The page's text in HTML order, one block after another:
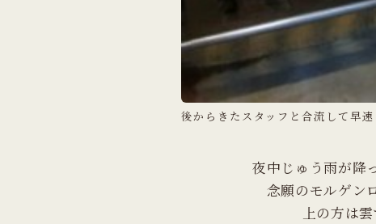
後からきたスタッフと合流して早
夜中じゅう雨が降
念願のモルゲン
上の方は